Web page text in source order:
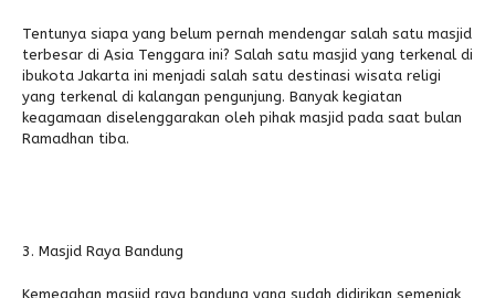
Tentunya siapa yang belum pernah mendengar salah satu masjid
terbesar di Asia Tenggara ini? Salah satu masjid yang terkenal di
ibukota Jakarta ini menjadi salah satu destinasi wisata religi
yang terkenal di kalangan pengunjung. Banyak kegiatan
keagamaan diselenggarakan oleh pihak masjid pada saat bulan
Ramadhan tiba.
Masjid Raya Bandung
Kemegahan masjid raya bandung yang sudah didirikan semenjak